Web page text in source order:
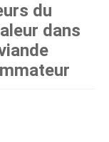
du
dans